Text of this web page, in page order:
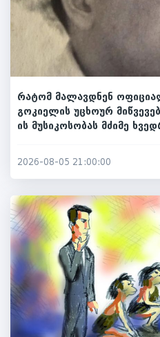
რატომ მალავდნენ
გოკიელის უცხოურ
ის მუსიკოსობას მძიმე
2026-08-05 21:00:00